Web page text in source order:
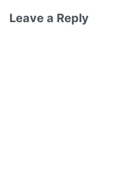
Leave a Reply